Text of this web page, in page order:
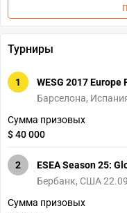
Турниры
1
WESG 2017 Europe
Барселона,
Сумма призовых
$ 40 000
2
ESEA Season 25:
Бербанк, США
Сумма призовых